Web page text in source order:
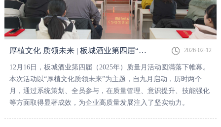
厚植文化 质领未来 | 板城酒业第四届“质量月”活动圆满结束！ 2026-02-12
12月16日，板城酒业第四届（2025年）质量月活动圆满落下帷幕。
本次活动以“厚植文化质领未来”为主题，自九月启动，历时两个
月，通过系统策划、全员参与，在质量管理、意识提升、技能强化
等方面取得显著成效，为企业高质量发展注入了坚实动力。